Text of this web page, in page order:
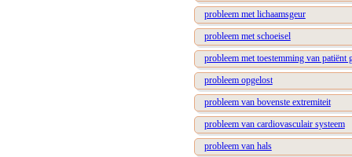
probleem met lichaamsgeur
probleem met schoeisel
probleem met toestemming van patiënt
probleem opgelost
probleem van bovenste extremiteit
probleem van cardiovasculair systeem
probleem van hals